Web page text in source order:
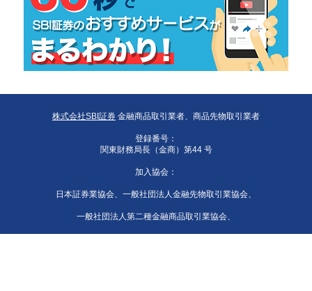
株式会社SBI証券 金融商品取引業者、商品先物取引業者
登録番号：
関東財務局長（金商）第44 号
加入協会：
日本証券業協会、一般社団法人金融先物取引業協会、
一般社団法人第二種金融商品取引業協会、